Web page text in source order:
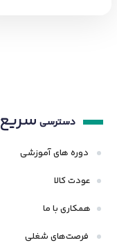
دسترسی سریع
دوره های آموزشی
عودت کالا
همکاری با ما
فرصت‌های شغلی